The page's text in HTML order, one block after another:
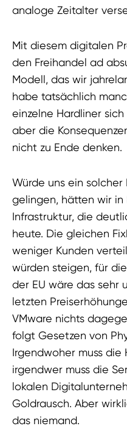
analoge Zeitalter
Mit diesem digitalen
den Freihandel ad
Modell, das wir
habe tatsächlich
einzelne Hardliner
aber die
nicht zu Ende denken.
Würde uns ein
gelingen, hätten wir in
Infrastruktur, die
heute. Die gleichen
weniger Kunden
würden steigen, für
der EU wäre das sehr
letzten
VMware nichts
folgt Gesetzen von
Irgendwoher muss die
irgendwer muss die
lokalen
Goldrausch. Aber
das niemand.